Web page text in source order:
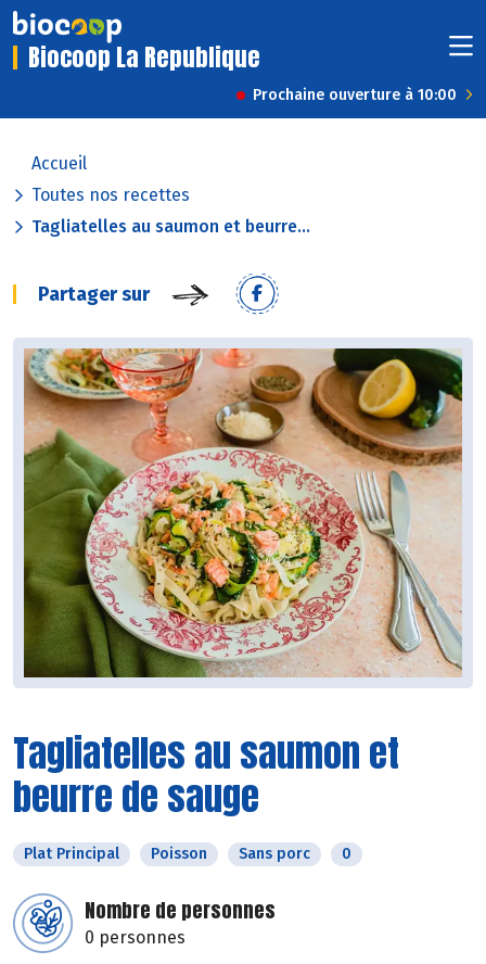
Biocoop La Republique
Prochaine ouverture à 10:00
Accueil
Toutes nos recettes
Tagliatelles au saumon et beurre...
Partager sur
Tagliatelles au saumon et
beurre de sauge
Plat Principal Poisson Sans porc 0
Nombre de personnes
0 personnes